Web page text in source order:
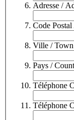
Adresse /
Code
Ville / Town
Pays /
Téléphone
Téléphone